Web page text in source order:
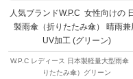
人気ブランドW.P.C 女性向けの
製雨傘（折りたたみ傘） 晴雨兼
UV加工 (グリーン)
W.P.C レディース 日本製軽量大型雨傘
りたたみ傘）グリーン